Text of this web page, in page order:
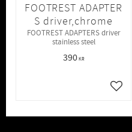
FOOTREST ADAPTER
S driver,chrome
FOOTREST ADAPTERS driver
stainless steel
390KR